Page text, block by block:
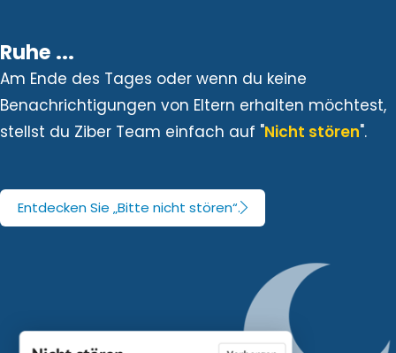
Ruhe ...
Am Ende des Tages oder wenn du keine
Benachrichtigungen von Eltern erhalten möchtest,
stellst du Ziber Team einfach auf "Nicht stören".
Entdecken Sie „Bitte nicht stören“.